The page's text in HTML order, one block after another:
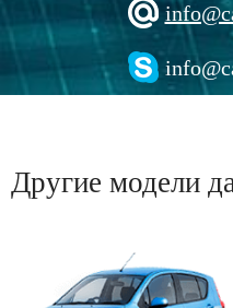
Другие модели